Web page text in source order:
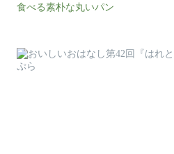
食べる素朴な丸いパン